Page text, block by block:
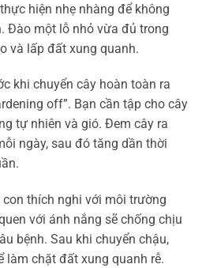
hiện nhẹ nhàng để không
Đào một lỗ nhỏ vừa đủ trong
và lấp đất xung quanh.
khi chuyển cây hoàn toàn ra
off”. Bạn cần tập cho cây
tự nhiên và gió. Đem cây ra
ngày, sau đó tăng dần thời
thích nghi với môi trường
với ánh nắng sẽ chống chịu
bệnh. Sau khi chuyển chậu,
chặt đất xung quanh rễ.